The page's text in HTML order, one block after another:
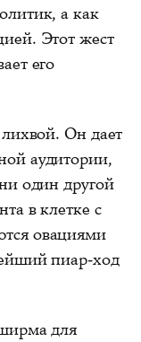
а как
Этот жест
его
Он дает
аудитории,
один другой
в клетке с
овациями
пиар-ход
для